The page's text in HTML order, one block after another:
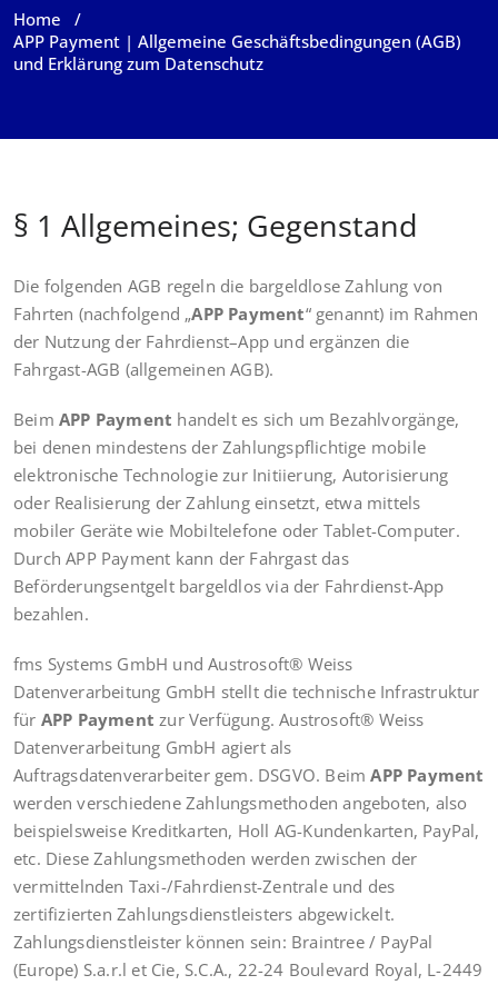
Home /
APP Payment | Allgemeine Geschäftsbedingungen (AGB)
und Erklärung zum Datenschutz
§ 1 Allgemeines; Gegenstand
Die folgenden AGB regeln die bargeldlose Zahlung von
Fahrten (nachfolgend „APP Payment“ genannt) im Rahmen
der Nutzung der Fahrdienst–App und ergänzen die
Fahrgast-AGB (allgemeinen AGB).
Beim APP Payment handelt es sich um Bezahlvorgänge,
bei denen mindestens der Zahlungspflichtige mobile
elektronische Technologie zur Initiierung, Autorisierung
oder Realisierung der Zahlung einsetzt, etwa mittels
mobiler Geräte wie Mobiltelefone oder Tablet-Computer.
Durch APP Payment kann der Fahrgast das
Beförderungsentgelt bargeldlos via der Fahrdienst-App
bezahlen.
fms Systems GmbH und Austrosoft® Weiss
Datenverarbeitung GmbH stellt die technische Infrastruktur
für APP Payment zur Verfügung. Austrosoft® Weiss
Datenverarbeitung GmbH agiert als
Auftragsdatenverarbeiter gem. DSGVO. BeimAPP Payment
werden verschiedene Zahlungsmethoden angeboten, also
beispielsweise Kreditkarten, Holl AG-Kundenkarten, PayPal,
etc. Diese Zahlungsmethoden werden zwischen der
vermittelnden Taxi-/Fahrdienst-Zentrale und des
zertifizierten Zahlungsdienstleisters abgewickelt.
Zahlungsdienstleister können sein: Braintree / PayPal
(Europe) S.a.r.l et Cie, S.C.A., 22-24 Boulevard Royal, L-2449